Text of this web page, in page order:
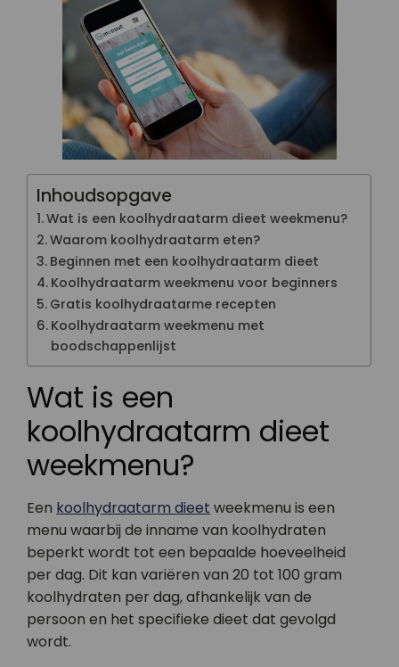
Inhoudsopgave
Wat is een koolhydraatarm dieet weekmenu?
Waarom koolhydraatarm eten?
Beginnen met een koolhydraatarm dieet
Koolhydraatarm weekmenu voor beginners
Gratis koolhydraatarme recepten
Koolhydraatarm weekmenu met
boodschappenlijst
Wat is een
koolhydraatarm dieet
weekmenu?
Een koolhydraatarm dieet weekmenu is een
menu waarbij de inname van koolhydraten
beperkt wordt tot een bepaalde hoeveelheid
per dag. Dit kan variëren van 20 tot 100 gram
koolhydraten per dag, afhankelijk van de
persoon en het specifieke dieet dat gevolgd
wordt.